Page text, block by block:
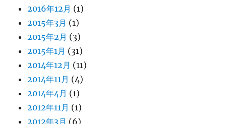
2016年12月 (1)
2015年3月 (1)
2015年2月 (3)
2015年1月 (31)
2014年12月 (11)
2014年11月 (4)
2014年4月 (1)
2012年11月 (1)
2012年3月 (6)